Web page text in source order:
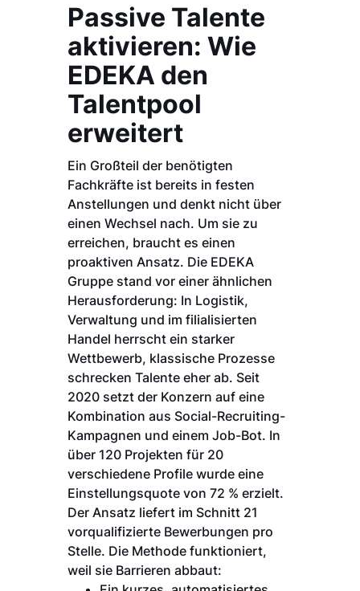
Passive Talente
aktivieren: Wie
EDEKA den
Talentpool
erweitert
Ein Großteil der benötigten
Fachkräfte ist bereits in festen
Anstellungen und denkt nicht über
einen Wechsel nach. Um sie zu
erreichen, braucht es einen
proaktiven Ansatz. Die EDEKA
Gruppe stand vor einer ähnlichen
Herausforderung: In Logistik,
Verwaltung und im filialisierten
Handel herrscht ein starker
Wettbewerb, klassische Prozesse
schrecken Talente eher ab. Seit
2020 setzt der Konzern auf eine
Kombination aus Social-Recruiting-
Kampagnen und einem Job-Bot. In
über 120 Projekten für 20
verschiedene Profile wurde eine
Einstellungsquote von 72 % erzielt.
Der Ansatz liefert im Schnitt 21
vorqualifizierte Bewerbungen pro
Stelle. Die Methode funktioniert,
weil sie Barrieren abbaut: